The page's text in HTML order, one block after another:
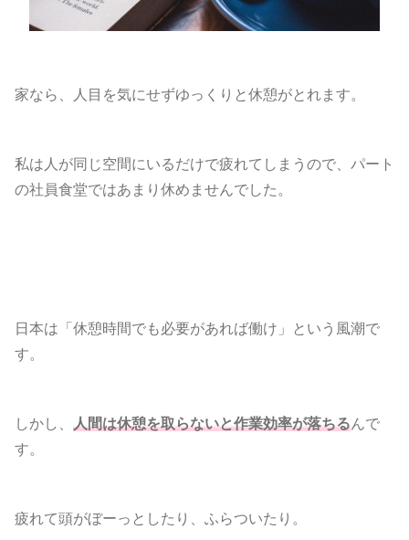
家なら、人目を気にせずゆっくりと休憩がとれます。
私は人が同じ空間にいるだけで疲れてしまうので、パート
の社員食堂ではあまり休めませんでした。
日本は「休憩時間でも必要があれば働け」という風潮で
す。
しかし、 人間は休憩を取らないと作業効率が落ちるんで
す。
疲れて頭がぼーっとしたり、ふらついたり。